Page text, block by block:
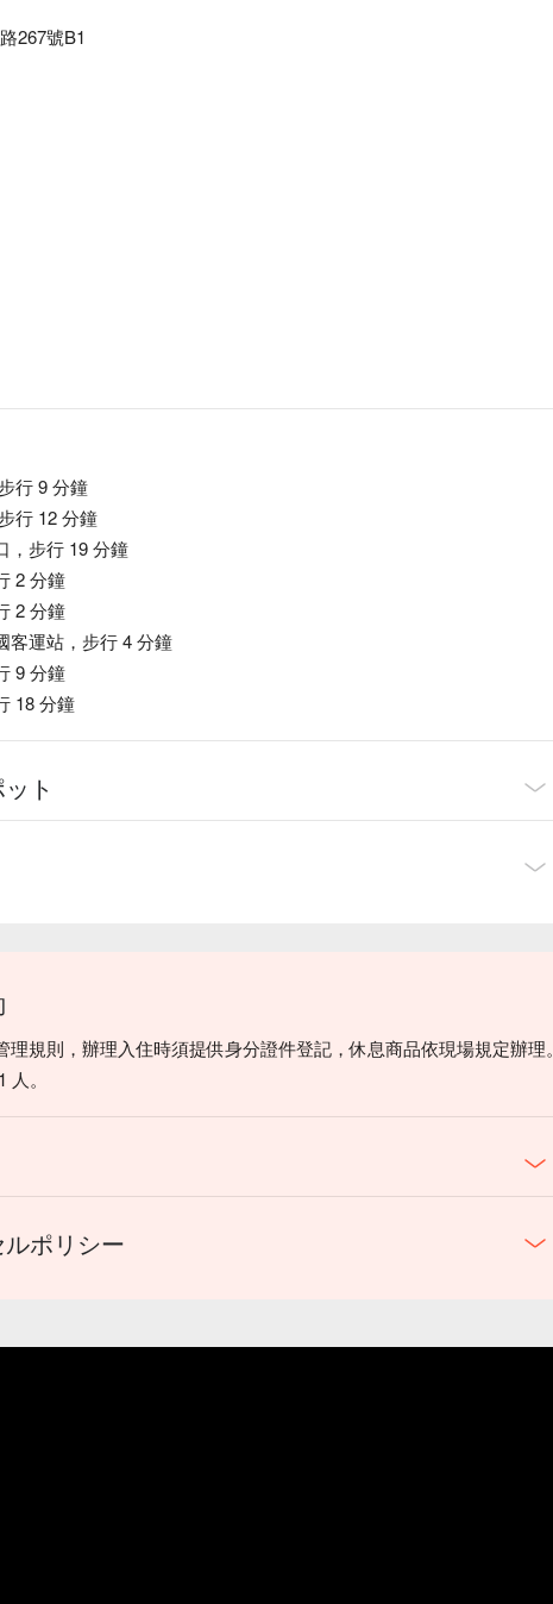
267號B1
行 9 分鐘
行 12 分鐘
，步行 19 分鐘
2 分鐘
2 分鐘
客運站，步行 4 分鐘
9 分鐘
18 分鐘
ト
理規則，辦理入住時須提供身分證件登記，休息商品依現場規定辦理。
。
ポリシー